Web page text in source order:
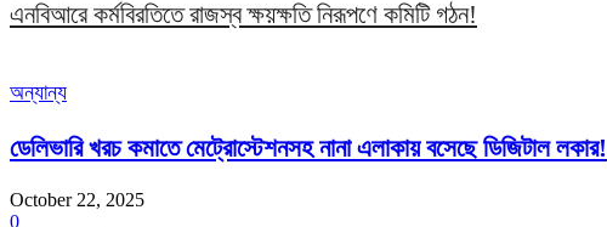
এনবিআরে কর্মবিরতিতে রাজস্ব ক্ষয়ক্ষতি নিরূপণে কমিটি গঠন!
অন্যান্য
ডেলিভারি খরচ কমাতে মেট্রোস্টেশনসহ নানা এলাকায় বসেছে ডিজিটাল লকার!
October 22, 2025
0